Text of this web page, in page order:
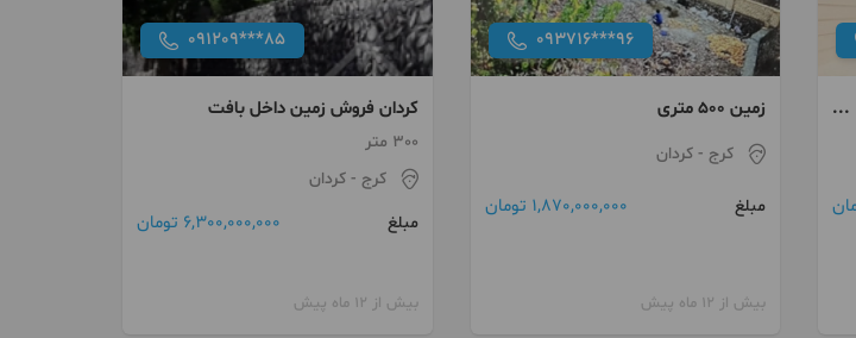
093716***96
زمین ۵۰۰ متری
کرج- کردان
مبلغ 1,870,000,000 تومان
بیش از 12 ماه پیش
091209***85
کردان فروش زمین داخل بافت
300 متر
کرج - کردان
مبلغ
6,300,000,000 تومان
بیش از 12 ماه پیش